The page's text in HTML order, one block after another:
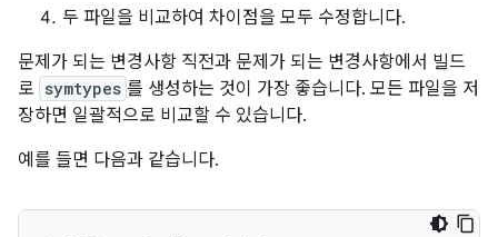
두 파일을 비교하여 차이점을 모두 수정합니다.
문제가 되는 변경사항 직전과 문제가 되는 변경사항에서 빌드
로 symtypes 를 생성하는 것이 가장 좋습니다. 모든 파일을 저
장하면 일괄적으로 비교할 수 있습니다.
예를 들면 다음과 같습니다.